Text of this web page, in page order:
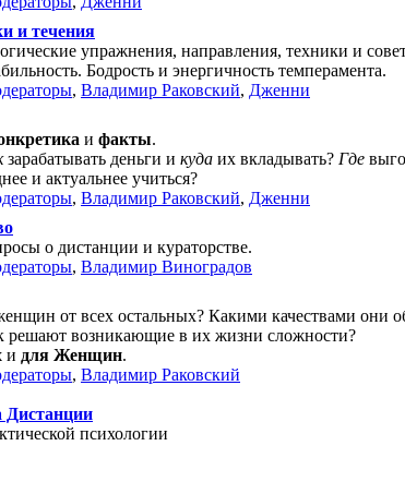
и течения
упражнения, направления, техники и
Бодрость и энергичность темперамента.
, Владимир Раковский, Дженни
и факты.
зарабатывать деньги и куда их вкладывать? Где
и актуальнее учиться?
, Владимир Раковский, Дженни
о дистанции и кураторстве.
, Владимир Виноградов
от всех остальных? Какими качествами они
решают возникающие в их жизни сложности?
и для Женщин.
, Владимир Раковский
Дистанции
психологии